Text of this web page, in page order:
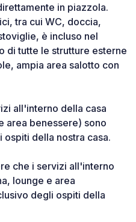
in piazzola.
tra cui WC, doccia,
è incluso nel
di tutte le strutture esterne
ampia area salotto con
all'interno della casa
area benessere) sono
della nostra casa.
che i servizi all'interno
lounge e area
degli ospiti della